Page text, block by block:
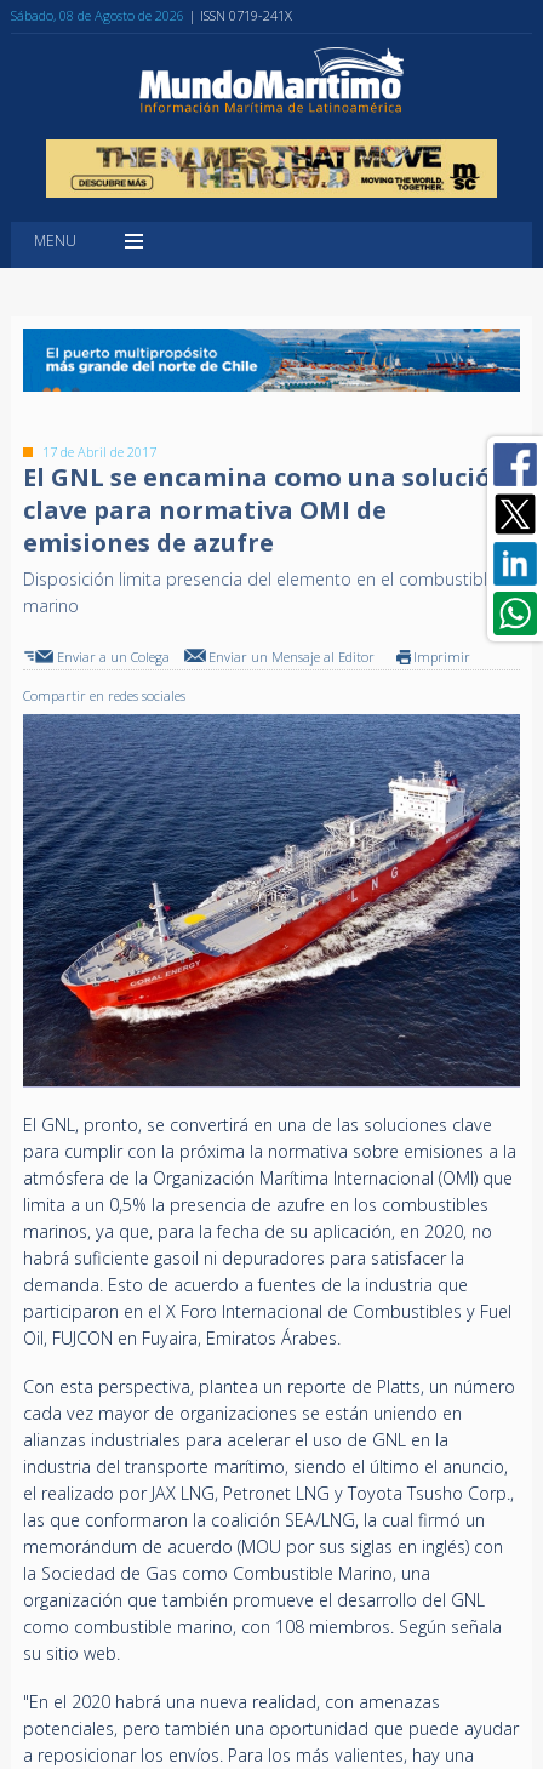
Sábado, 08 de Agosto de 2026 | ISSN 0719-241X
MENU
17 de Abril de 2017
El GNL se encamina como una solución
clave para normativa OMI de
emisiones de azufre
Disposición limita presencia del elemento en el combustible
marino
Enviar a un Colega Enviar un Mensaje al Editor Imprimir
Compartir en redes sociales
El GNL, pronto, se convertirá en una de las soluciones clave
para cumplir con la próxima la normativa sobre emisiones a la
atmósfera de la Organización Marítima Internacional (OMI) que
limita a un 0,5% la presencia de azufre en los combustibles
marinos, ya que, para la fecha de su aplicación, en 2020, no
habrá suficiente gasoil ni depuradores para satisfacer la
demanda. Esto de acuerdo a fuentes de la industria que
participaron en el X Foro Internacional de Combustibles y Fuel
Oil, FUJCON en Fuyaira, Emiratos Árabes.
Con esta perspectiva, plantea un reporte de Platts, un número
cada vez mayor de organizaciones se están uniendo en
alianzas industriales para acelerar el uso de GNL en la
industria del transporte marítimo, siendo el último el anuncio,
el realizado por JAX LNG, Petronet LNG y Toyota Tsusho Corp.,
las que conformaron la coalición SEA/LNG, la cual firmó un
memorándum de acuerdo (MOU por sus siglas en inglés) con
la Sociedad de Gas como Combustible Marino, una
organización que también promueve el desarrollo del GNL
como combustible marino, con 108 miembros. Según señala
su sitio web.
"En el 2020 habrá una nueva realidad, con amenazas
potenciales, pero también una oportunidad que puede ayudar
a reposicionar los envíos. Para los más valientes, hay una